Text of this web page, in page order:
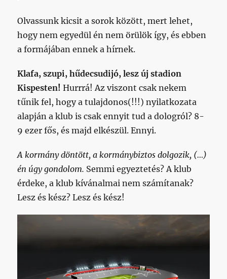
Olvassunk kicsit a sorok között, mert lehet,
hogy nem egyedül én nem örülök így, és ebben
a formájában ennek a hírnek.
Klafa, szupi, hűdecsudijó, lesz új stadion
Kispesten! Hurrrá! Az viszont csak nekem
tűnik fel, hogy a tulajdonos(!!!) nyilatkozata
alapján a klub is csak ennyit tud a dologról? 8-
9 ezer fős, és majd elkészül. Ennyi.
A kormány döntött, a kormánybiztos dolgozik, (…)
én úgy gondolom. Semmi egyeztetés? A klub
érdeke, a klub kívánalmai nem számítanak?
Lesz és kész? Lesz és kész!